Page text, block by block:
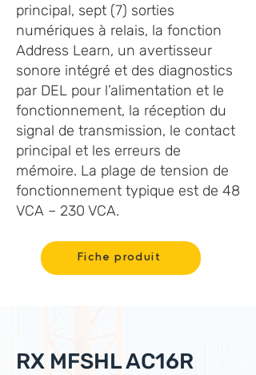
principal, sept (7) sorties
numériques à relais, la fonction
Address Learn, un avertisseur
sonore intégré et des diagnostics
par DEL pour l’alimentation et le
fonctionnement, la réception du
signal de transmission, le contact
principal et les erreurs de
mémoire. La plage de tension de
fonctionnement typique est de 48
VCA – 230 VCA.
Fiche produit
RX MFSHL AC16R